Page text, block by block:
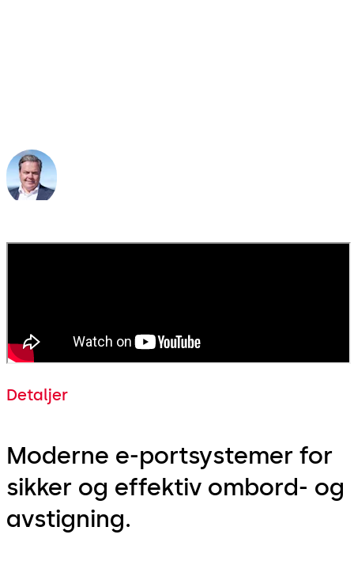
Detaljer
Moderne e-portsystemer for
sikker og effektiv ombord- og
avstigning.